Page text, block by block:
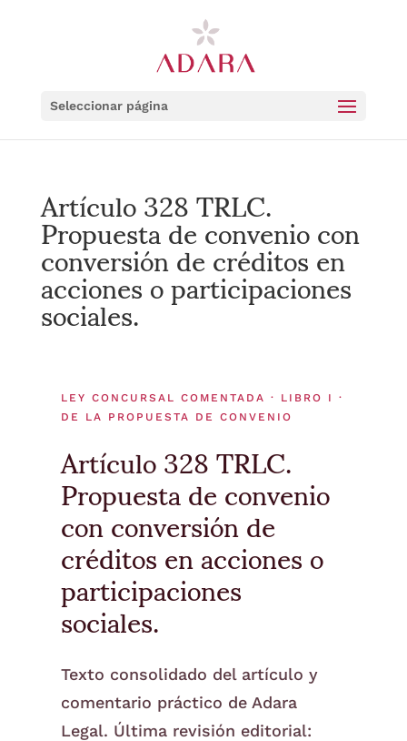
Seleccionar página
Artículo 328 TRLC.
Propuesta de convenio con
conversión de créditos en
acciones o participaciones
sociales.
LEY CONCURSAL COMENTADA · LIBRO I ·
DE LA PROPUESTA DE CONVENIO
Artículo 328 TRLC.
Propuesta de convenio
con conversión de
créditos en acciones o
participaciones
sociales.
Texto consolidado del artículo y
comentario práctico de Adara
Legal. Última revisión editorial: